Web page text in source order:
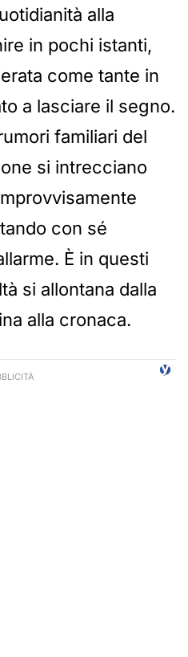
alla
in pochi istanti,
come tante in
a lasciare il segno.
familiari del
si intrecciano
con sé
È in questi
si allontana dalla
alla cronaca.